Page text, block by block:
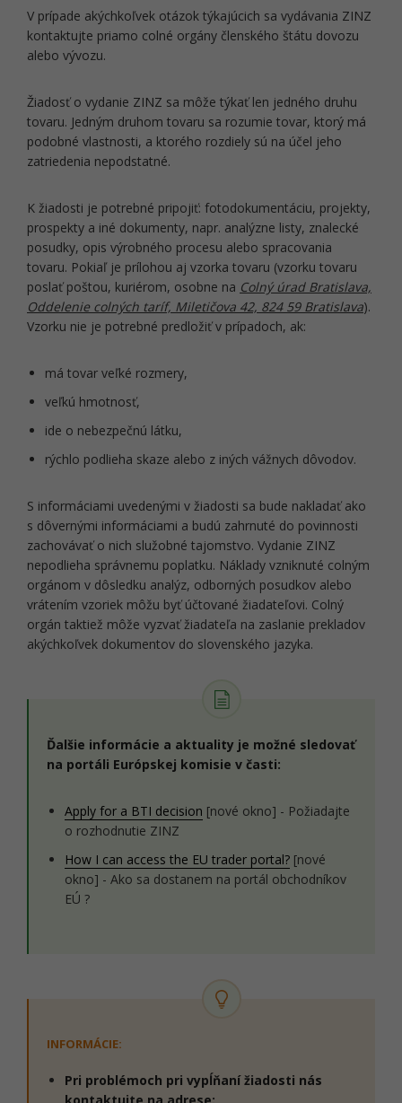
V prípade akýchkoľvek otázok týkajúcich sa vydávania ZINZ
kontaktujte priamo colné orgány členského štátu dovozu
alebo vývozu.
Žiadosť o vydanie ZINZ sa môže týkať len jedného druhu
tovaru. Jedným druhom tovaru sa rozumie tovar, ktorý má
podobné vlastnosti, a ktorého rozdiely sú na účel jeho
zatriedenia nepodstatné.
K žiadosti je potrebné pripojiť: fotodokumentáciu, projekty,
prospekty a iné dokumenty, napr. analýzne listy, znalecké
posudky, opis výrobného procesu alebo spracovania
tovaru. Pokiaľ je prílohou aj vzorka tovaru (vzorku tovaru
poslať poštou, kuriérom, osobne na Colný úrad Bratislava,
Oddelenie colných taríf, Miletičova 42, 824 59 Bratislava).
Vzorku nie je potrebné predložiť v prípadoch, ak:
má tovar veľké rozmery,
veľkú hmotnosť,
ide o nebezpečnú látku,
rýchlo podlieha skaze alebo z iných vážnych dôvodov.
S informáciami uvedenými v žiadosti sa bude nakladať ako
s dôvernými informáciami a budú zahrnuté do povinnosti
zachovávať o nich služobné tajomstvo. Vydanie ZINZ
nepodlieha správnemu poplatku. Náklady vzniknuté colným
orgánom v dôsledku analýz, odborných posudkov alebo
vrátením vzoriek môžu byť účtované žiadateľovi. Colný
orgán taktiež môže vyzvať žiadateľa na zaslanie prekladov
akýchkoľvek dokumentov do slovenského jazyka.
Ďalšie informácie a aktuality je možné sledovať
na portáli Európskej komisie v časti:
Apply for a BTI decision [nové okno] - Požiadajte
o rozhodnutie ZINZ
How I can access the EU trader portal? [nové
okno] - Ako sa dostanem na portál obchodníkov
EÚ ?
INFORMÁCIE:
Pri problémoch pri vypĺňaní žiadosti nás